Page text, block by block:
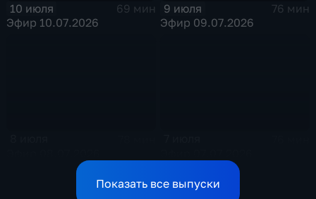
10 июля
69 мин
Эфир 10.07.2026
9 июля
76 мин
Эфир 09.07.2026
Показать все выпуски